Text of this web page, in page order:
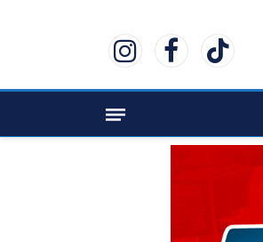
InstagramFacebookTikTok